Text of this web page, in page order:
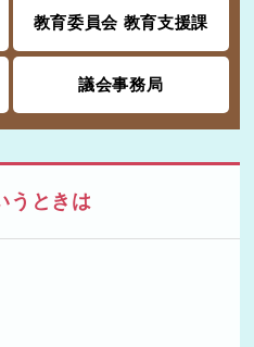
教育委員会 教育支援課
議会事務局
うときは